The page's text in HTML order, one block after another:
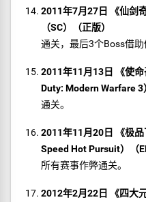
2011年7月27日 《仙剑
（SC）（正版）
通关，最后3个Boss借助
2011年11月13日 《使
Duty: Modern Warfare 3
通关。
2011年11月20日 《极
Speed Hot Pursuit）（
所有赛事作弊通关。
2012年2月22日 《四大